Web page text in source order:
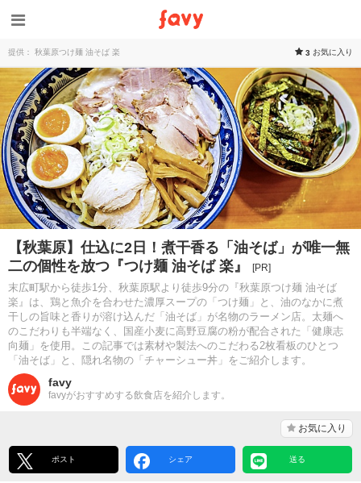
提供： 秋葉原つけ麺 油そば 楽 3 お気に入り
【秋葉原】仕込に2日！煮干香る「油そば」が唯一無
二の個性を放つ『つけ麺 油そば 楽』
[PR]
末広町駅から徒歩1分、秋葉原駅より徒歩9分の『秋葉原つけ麺 油そば
楽』は、鶏と魚介を合わせた濃厚スープの「つけ麺」と、油のなかに煮
干しの旨味と香りが溶け込んだ「油そば」が名物のラーメン店。太麺へ
のこだわりも半端なく、国産小麦に高野豆腐の粉が配合された「健康志
向麺」を使用。この記事では素材や製法へのこだわる2枚看板のひとつ
「油そば」と、隠れ名物の「チャーシュー丼」をご紹介します。
favy
favyがおすすめする飲食店を紹介します。
お気に入り
ポスト シェア 送る